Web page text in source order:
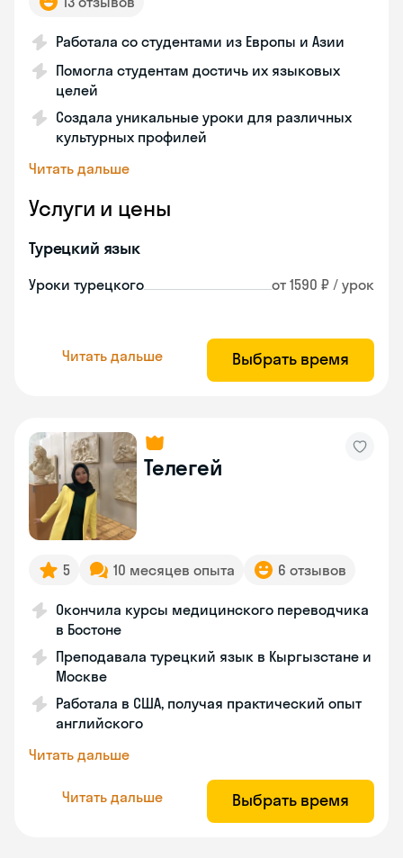
Работала со студентами из Европы и Азии
Помогла студентам достичь их языковых
целей
Создала уникальные уроки для различных
культурных профилей
Читать дальше
Услуги и цены
Турецкий язык
Уроки турецкого от 1590 ₽ / урок
Читать дальше Выбрать время
Телегей
5 10 месяцев опыта 6 отзывов
Окончила курсы медицинского переводчика
в Бостоне
Преподавала турецкий язык в Кыргызстане и
Москве
Работала в США, получая практический опыт
английского
Читать дальше
Читать дальше Выбрать время